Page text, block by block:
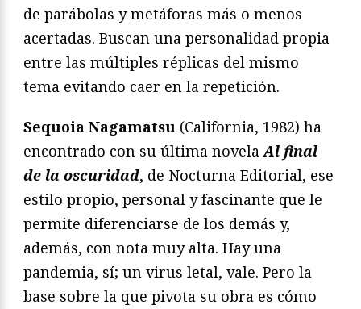
de parábolas y metáforas más o menos
acertadas. Buscan una personalidad propia
entre las múltiples réplicas del mismo
tema evitando caer en la repetición.
Sequoia Nagamatsu (California, 1982) ha
encontrado con su última novelaAl final
de la oscuridad, de Nocturna Editorial, ese
estilo propio, personal y fascinante que le
permite diferenciarse de los demás y,
además, con nota muy alta. Hay una
pandemia, sí; un virus letal, vale. Pero la
base sobre la que pivota su obra es cómo